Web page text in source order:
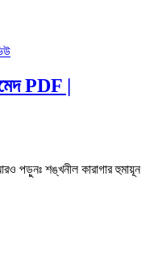
PDF |
পড়ুনঃ শঙ্খনীল কারাগার হুমায়ূন